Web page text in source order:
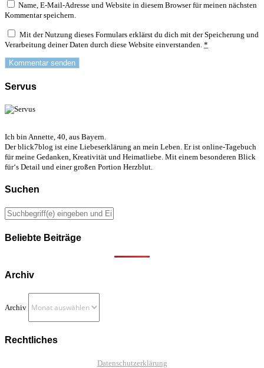
Name, E-Mail-Adresse und Website in diesem Browser für meinen nächsten
Kommentar speichern.
Mit der Nutzung dieses Formulars erklärst du dich mit der Speicherung und
Verarbeitung deiner Daten durch diese Website einverstanden. *
Servus
Ich bin Annette, 40, aus Bayern.
Der blick7blog ist eine Liebeserklärung an mein Leben. Er ist online-Tagebuch
für meine Gedanken, Kreativität und Heimatliebe. Mit einem besonderen Blick
für‘s Detail und einer großen Portion Herzblut.
Suchen
Beliebte Beiträge
Archiv
Archiv
Rechtliches
Datenschutzerklärung